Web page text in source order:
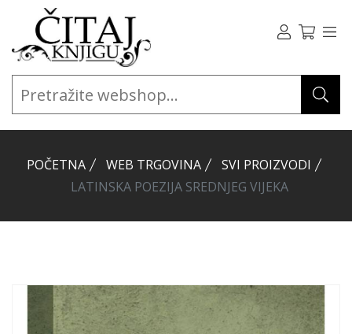
POČETNA WEB TRGOVINA
SVI PROIZVODI
LATINSKA POEZIJA SREDNJEG VIJEKA